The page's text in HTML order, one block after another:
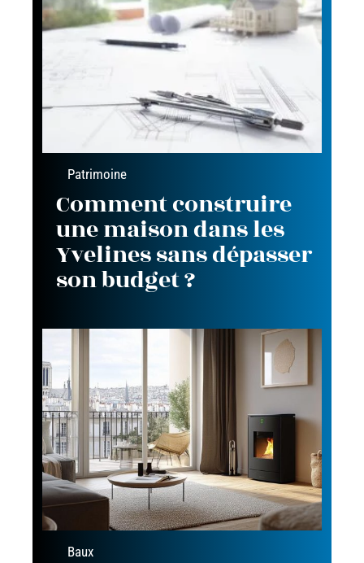
Patrimoine
Comment construire
une maison dans les
Yvelines sans dépasser
son budget ?
Baux